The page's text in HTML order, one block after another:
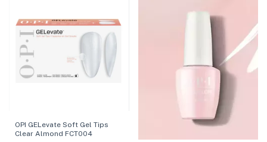
OPI GELevate Soft Gel Tips
Clear Almond FCT004